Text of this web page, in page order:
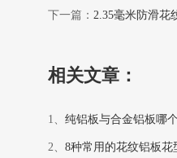
下一篇：2.35毫米防滑花
相关文章：
1、纯铝板与合金铝板哪
2、8种常用的花纹铝板花